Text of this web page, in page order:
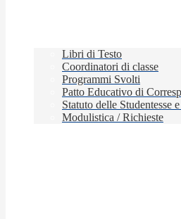
Libri di Testo
Coordinatori di classe
Programmi Svolti
Patto Educativo di
Statuto delle Studentesse
Modulistica / Richieste